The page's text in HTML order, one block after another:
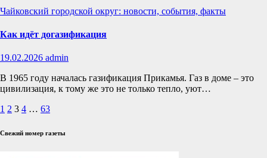
Чайковский городской округ: новости, события, факты
Как идёт догазификация
19.02.2026 admin
В 1965 году началась газификация Прикамья. Газ в доме – это
цивилизация, к тому же это не только тепло, уют…
Пагинация
записей
1 2 3 4 … 63
Свежий номер газеты